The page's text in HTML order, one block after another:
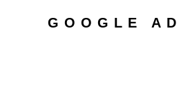
GOOGLE AD